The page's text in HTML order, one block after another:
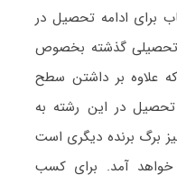
برای ادامه تحصیل در
تحصیلی گذشته بخصوص
علاوه بر داشتن سطح
در این رشته به
برگ برنده دیگری است
آمد. برای کسب